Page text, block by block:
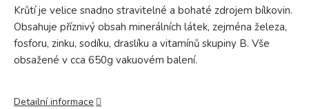
Krůtí je velice snadno stravitelné a bohaté zdrojem bílkovin.
Obsahuje příznivý obsah minerálních látek, zejména železa,
fosforu, zinku, sodíku, draslíku a vitamínů skupiny B. Vše
obsažené v cca 650g vakuovém balení.
Detailní informace